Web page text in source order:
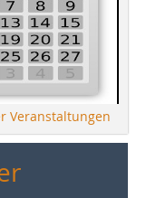
Veranstaltungen